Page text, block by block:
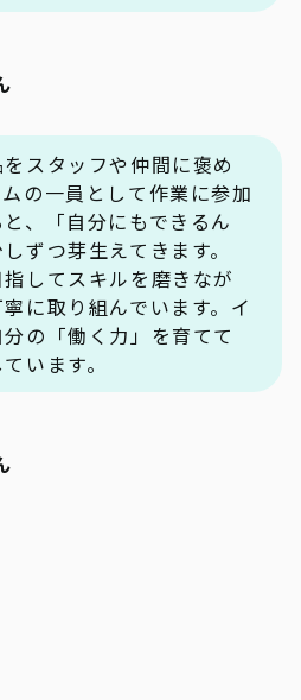
スタッフや仲間に褒め
の一員として作業に参加
、「自分にもできるん
ずつ芽生えてきます。
してスキルを磨きなが
に取り組んでいます。イ
の「働く力」を育てて
います。